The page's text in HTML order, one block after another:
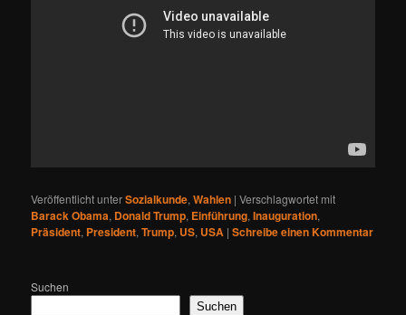
Veröffentlicht unterSozialkunde,Wahlen |Verschlagwortet mit
Barack Obama, Donald Trump, Einführung,Inauguration,
Präsident, President,Trump, US, USA |Schreibe einen Kommentar
Suchen
Suchen